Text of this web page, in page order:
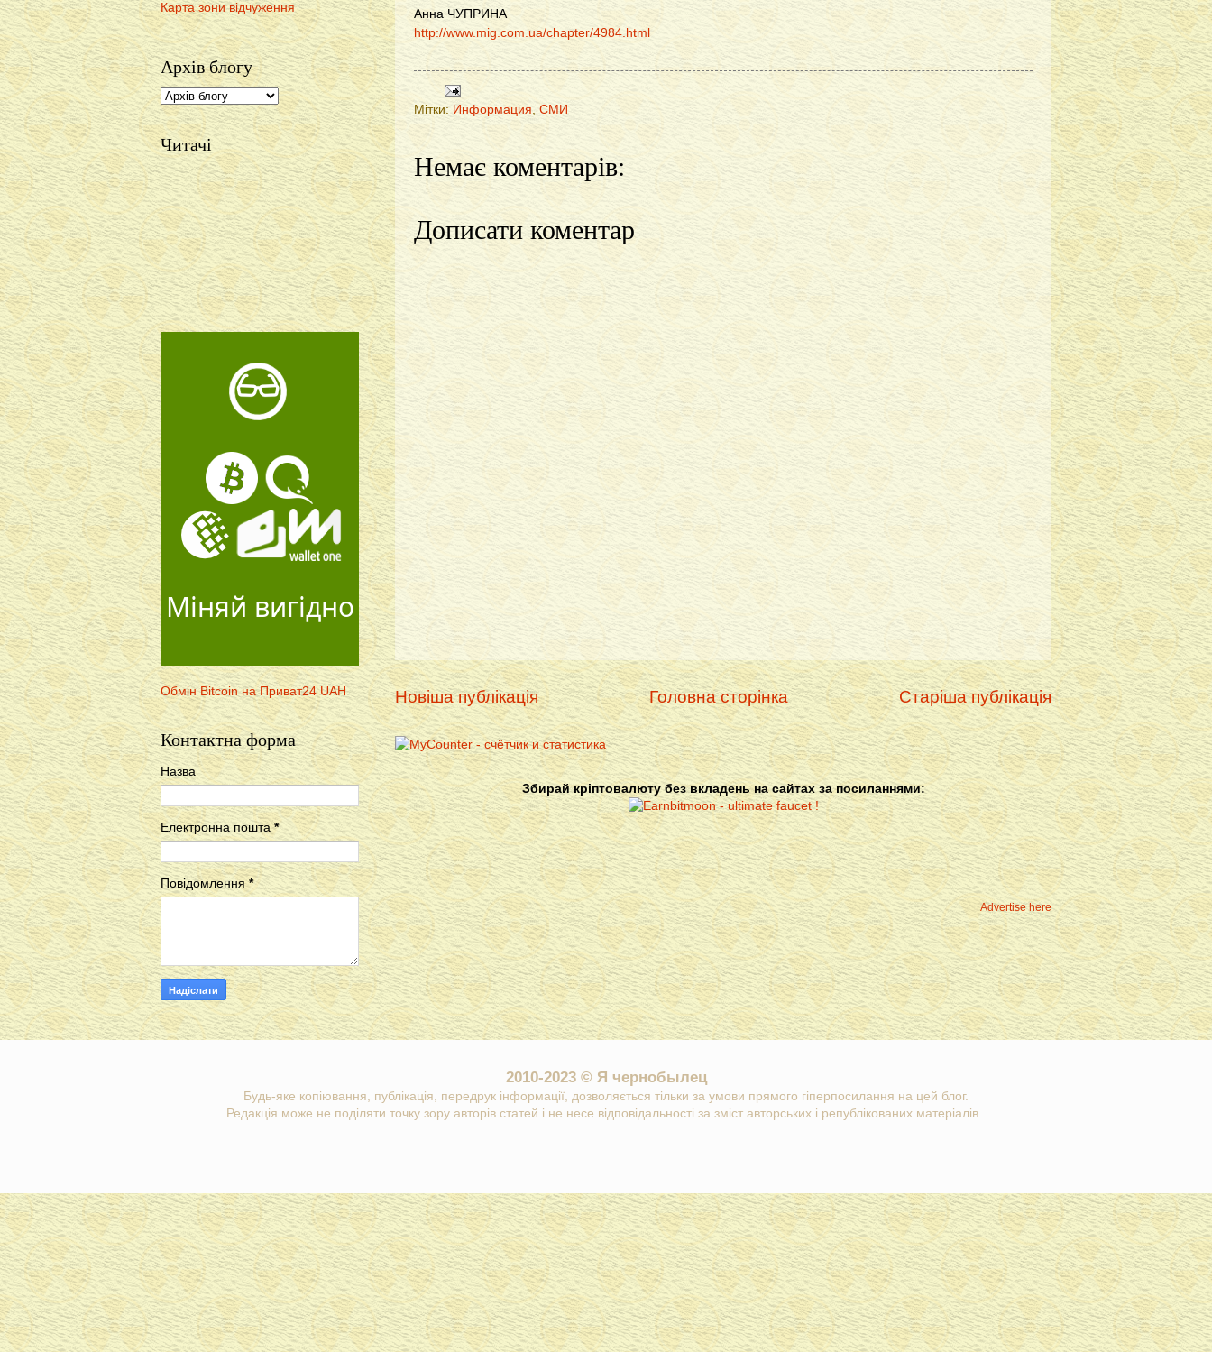
Анна ЧУПРИНА
http://www.mig.com.ua/chapter/4984.html
Мітки: Информация, СМИ
Немає коментарів:
Дописати коментар
Новіша публікація Старіша публікація
Головна сторінка
Збирай кріптовалюту без вкладень на сайтах за посиланнями:
Advertise here
Карта зони відчуження
Архів блогу
Читачі
Міняй вигідно
Обмін Bitcoin на Приват24 UAH
Контактна форма
Назва
Електронна пошта*
Повідомлення *
2010-2023 © Я чернобылец
Будь-яке копіювання, публікація, передрук інформації, дозволяється тільки за умови прямого гіперпосилання на цей блог.
Редакція може не поділяти точку зору авторів статей і не несе відповідальності за зміст авторських і републікованих матеріалів..